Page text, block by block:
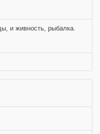
и живность, рыбалка.